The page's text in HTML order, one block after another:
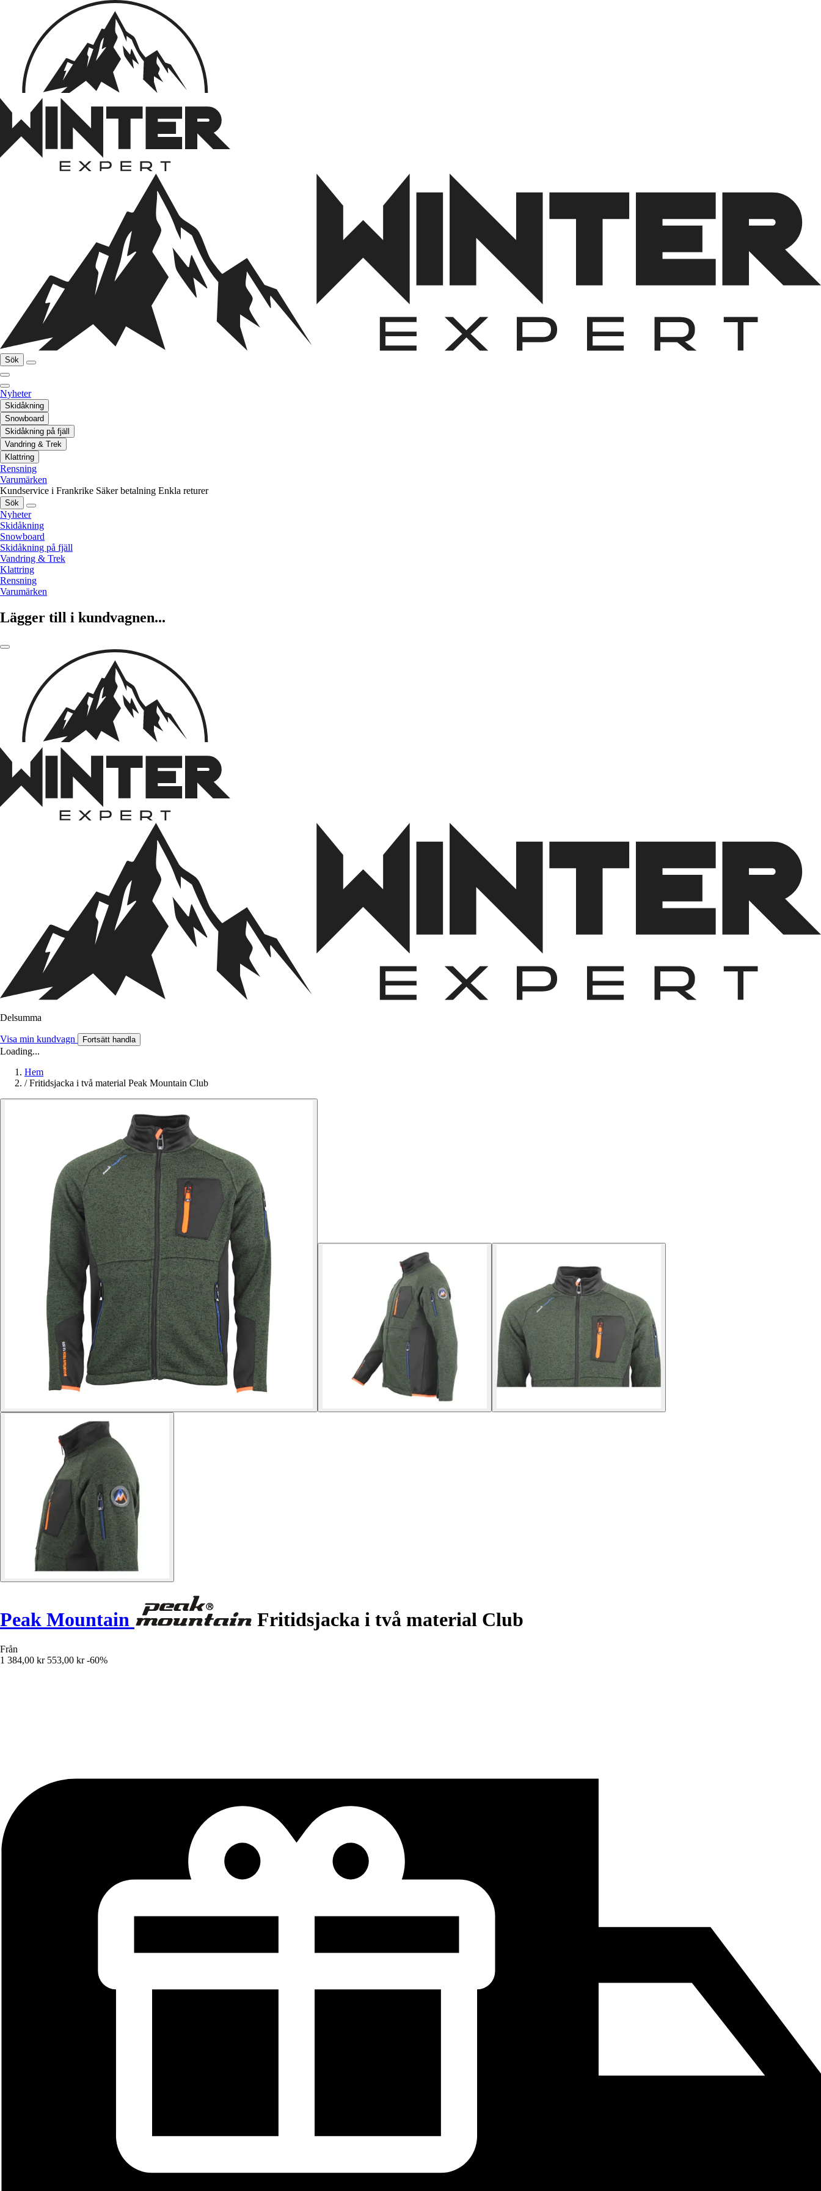
Sök
Nyheter
Skidåkning
Snowboard
Skidåkning på fjäll
Vandring & Trek
Klattring
Rensning
Varumärken
Kundservice i Frankrike Säker betalning Enkla returer
Sök
Nyheter
Skidåkning
Snowboard
Skidåkning på fjäll
Vandring & Trek
Klattring
Rensning
Varumärken
Lägger till i kundvagnen...
Delsumma
Visa min kundvagn Fortsätt handla
Loading...
Hem
/ Fritidsjacka i två material Peak Mountain Club
Peak Mountain Fritidsjacka i två material Club
Från
1 384,00 kr 553,00 kr -60%